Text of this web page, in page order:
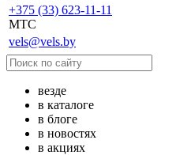
+375 (33) 623-11-11
MTC
vels@vels.by
везде
в каталоге
в блоге
в новостях
в акциях